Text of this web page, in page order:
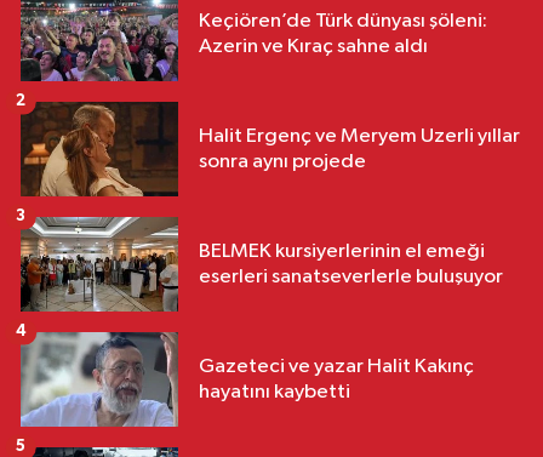
Keçiören’de Türk dünyası şöleni:
Azerin ve Kıraç sahne aldı
Halit Ergenç ve Meryem Uzerli yıllar
sonra aynı projede
2
BELMEK kursiyerlerinin el emeği
eserleri sanatseverlerle buluşuyor
3
Gazeteci ve yazar Halit Kakınç
hayatını kaybetti
4
5